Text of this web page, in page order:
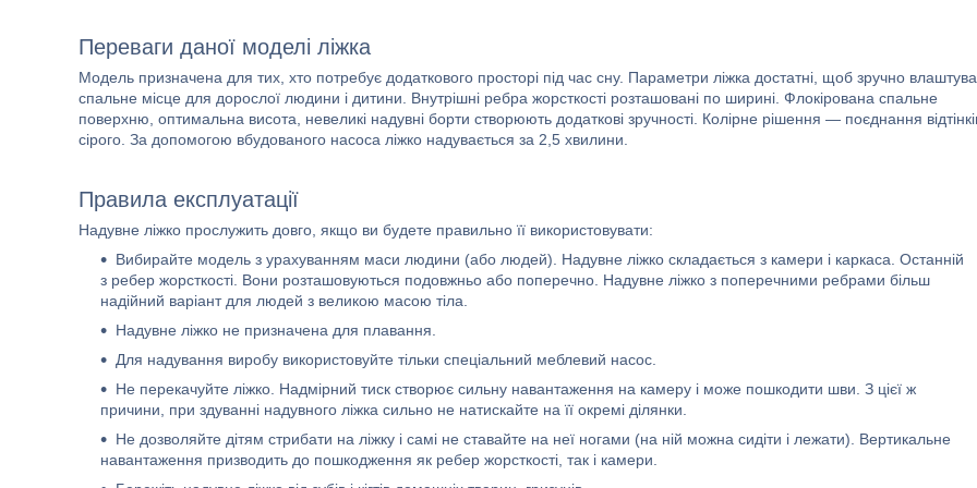
Переваги даної моделі ліжка
Модель призначена для тих, хто потребує додаткового просторі під час сну. Параметри ліжка достатні, щоб зручно
спальне місце для дорослої людини і дитини. Внутрішні ребра жорсткості розташовані по ширині. Флокірована спальне
поверхню, оптимальна висота, невеликі надувні борти створюють додаткові зручності. Колірне рішення — поєднання
сірого. За допомогою вбудованого насоса ліжко надувається за 2,5 хвилини.
Правила експлуатації
Надувне ліжко прослужить довго, якщо ви будете правильно її використовувати:
Вибирайте модель з урахуванням маси людини (або людей). Надувне ліжко складається з камери і каркаса. Останній
з ребер жорсткості. Вони розташовуються подовжньо або поперечно. Надувне ліжко з поперечними ребрами більш
надійний варіант для людей з великою масою тіла.
Надувне ліжко не призначена для плавання.
Для надування виробу використовуйте тільки спеціальний меблевий насос.
Не перекачуйте ліжко. Надмірний тиск створює сильну навантаження на камеру і може пошкодити шви. З цієї ж
причини, при здуванні надувного ліжка сильно не натискайте на її окремі ділянки.
Не дозволяйте дітям стрибати на ліжку і самі не ставайте на неї ногами (на ній можна сидіти і лежати). Вертикальне
навантаження призводить до пошкодження як ребер жорсткості, так і камери.